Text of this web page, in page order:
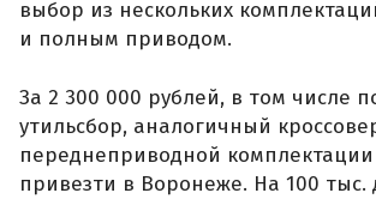
выбор из нескольких
и полным приводом.
За 2 300 000 рублей, в том числе
утильсбор, аналогичный
переднеприводной комплектации
привезти в Воронеже. На 100 тыс.